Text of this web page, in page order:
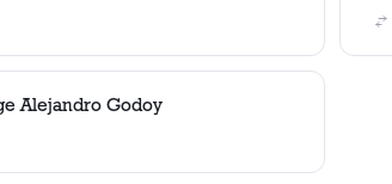
Alejandro Godoy